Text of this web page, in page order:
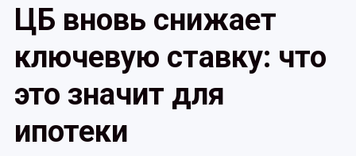
ЦБ вновь снижает
ключевую ставку: что
это значит для
ипотеки